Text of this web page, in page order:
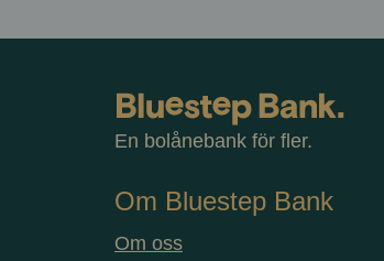
En bolånebank för fler.
Om Bluestep Bank
Om oss